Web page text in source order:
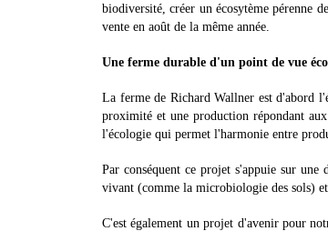
biodiversité, créer un écosytème pérenne
vente en août de la même année.
Une ferme durable d'un point de vue
La ferme de Richard Wallner est d'abord
proximité et une production répondant
l'écologie qui permet l'harmonie entre
Par conséquent ce projet s'appuie sur une
vivant (comme la microbiologie des sols) et
C'est également un projet d'avenir pour